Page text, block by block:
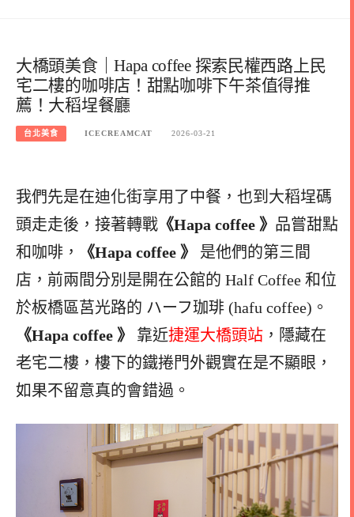
大橋頭美食｜Hapa coffee 探索民權西路上民
宅二樓的咖啡店！甜點咖啡下午茶值得推
薦！大稻埕餐廳
台北美食 ICECREAMCAT 2026-03-21
我們先是在迪化街享用了中餐，也到大稻埕碼
頭走走後，接著轉戰 《Hapa coffee 》 品嘗甜點
和咖啡，
《Hapa coffee 》
是他們的第三間
店，前兩間分別是開在公館的 Half Coffee 和位
於板橋區莒光路的 ハーフ珈琲 (hafu coffee)。
《Hapa coffee 》
靠近捷運大橋頭站 ，隱藏在
老宅二樓，樓下的鐵捲門外觀實在是不顯眼，
如果不留意真的會錯過。